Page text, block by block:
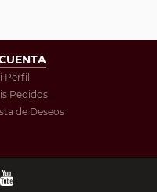
Perfil
Pedidos
de Deseos